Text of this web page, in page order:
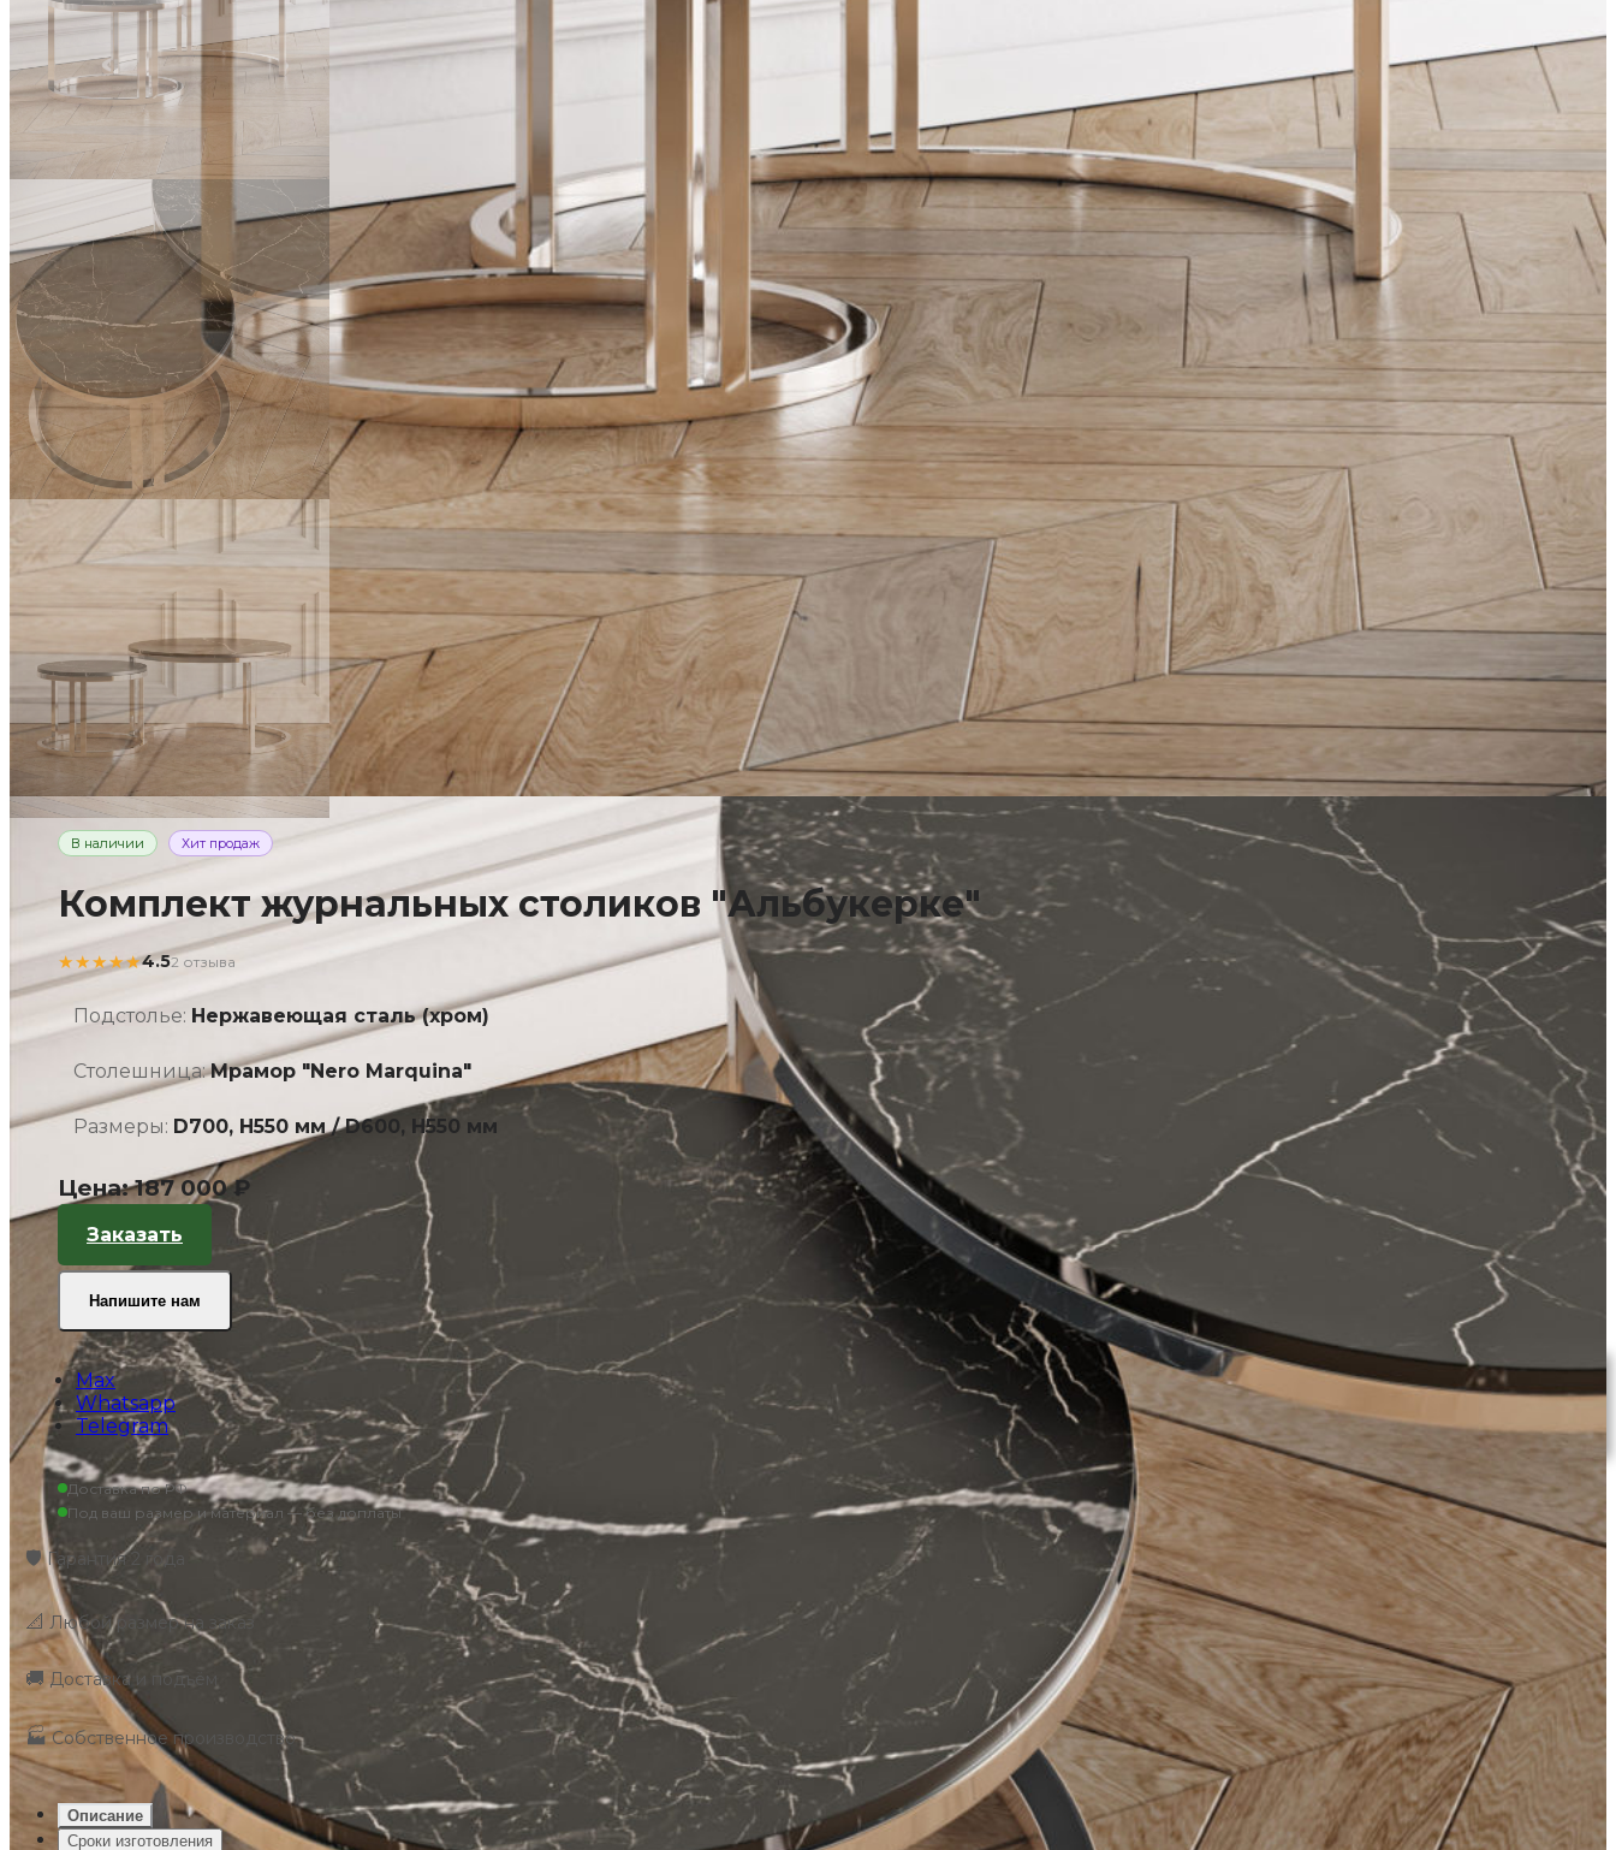
В наличии Хит продаж
Комплект журнальных столиков "Альбукерке"
★★★★★4.52 отзыва
Подстолье: Нержавеющая сталь (хром)
Столешница:Мрамор "Nero Marquina"
Размеры: D700, H550 мм / D600, H550 мм
Цена:187 000 ₽
Заказать
Напишите нам
Max
Whatsapp
Telegram
Доставка по РФ
Под ваш размер и материал — без доплаты
🛡️Гарантия 2 года
📐 Любой размер на заказ
🚚 Доставка и подъём
🏭Собственное производство
Описание
Сроки изготовления